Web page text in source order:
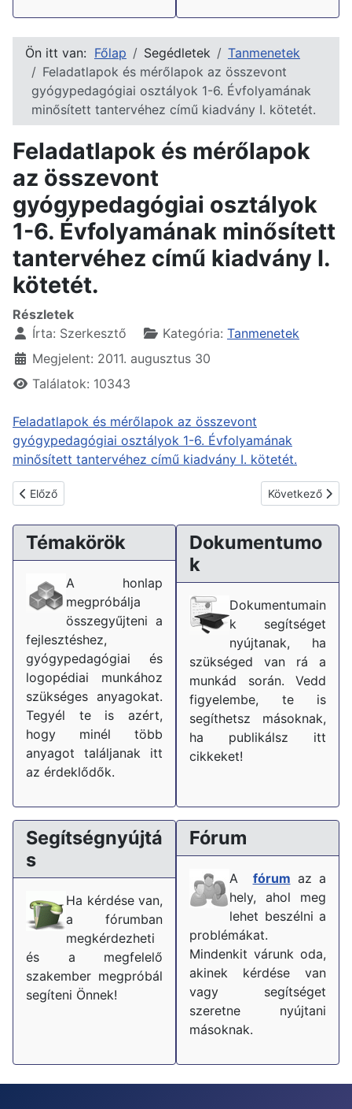
Ön itt van: Főlap Segédletek
Tanmenetek
Feladatlapok és mérőlapok az összevont
gyógypedagógiai osztályok 1-6. Évfolyamának
minősített tantervéhez című kiadvány I. kötetét.
Feladatlapok és mérőlapok
az összevont
gyógypedagógiai osztályok
1-6. Évfolyamának minősített
tantervéhez című kiadvány I.
kötetét.
Részletek
Írta: Szerkesztő Kategória: Tanmenetek
Megjelent: 2011. augusztus 30
Találatok: 10343
Feladatlapok és mérőlapok az összevont
gyógypedagógiai osztályok 1-6. Évfolyamának
minősített tantervéhez című kiadvány I. kötetét.
Előző cikk: Sokszínű matematika 2. osztály
Előző Következő
Következő
Témakörök
A honlap
megpróbálja
összegyűjteni a
fejlesztéshez,
gyógypedagógiai és
logopédiai munkához
szükséges anyagokat.
Tegyél te is azért,
hogy minél több
anyagot találjanak itt
az érdeklődők.
Dokumentumo
k
Dokumentumain
k segítséget
nyújtanak, ha
szükséged van rá a
munkád során. Vedd
figyelembe, te is
segíthetsz másoknak,
ha publikálsz itt
cikkeket!
Segítségnyújtá
s
Ha kérdése van,
a fórumban
megkérdezheti
és a megfelelő
szakember megpróbál
segíteni Önnek!
Fórum
A fórum az a
hely, ahol meg
lehet beszélni a
problémákat.
Mindenkit várunk oda,
akinek kérdése van
vagy segítséget
szeretne nyújtani
másoknak.